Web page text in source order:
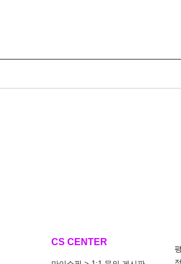
CS CENTER